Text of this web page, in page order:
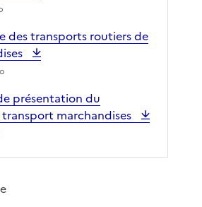
des transports routiers de
présentation du
marchandises